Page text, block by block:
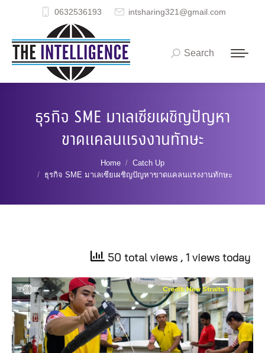
0632536193 intsharing321@gmail.com
Search:
Search
ธุรกิจ SME มาเลเซียเผชิญปัญหา
ขาดแคลนแรงงานทักษะ
Home
Catch Up
ธุรกิจ SME มาเลเซียเผชิญปัญหาขาดแคลนแรงงานทักษะ
50 total views , 1 views today